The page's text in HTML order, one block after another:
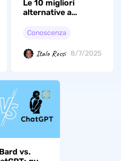
Le 10 migliori
alternative a
che dovresti
Conoscenza
Italo Rossi 8/7/2025
vs.